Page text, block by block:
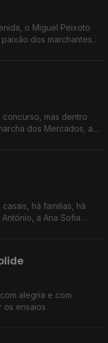
o Miguel Peixoto
dos marchantes a
mas dentro
dos Mercados, a
há familias, há
a Ana Sofia
alegria e com
os ensaios